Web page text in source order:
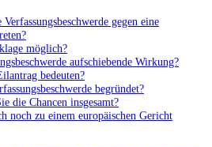
gegen eine
möglich?
aufschiebende Wirkung?
bedeuten?
begründet?
die Chancen insgesamt?
noch zu einem europäischen Gericht